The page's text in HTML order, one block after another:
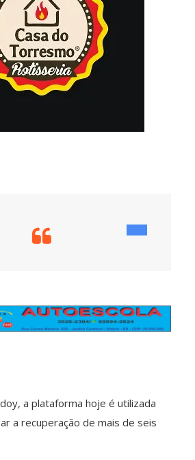
a plataforma hoje é utilizada
a recuperação de mais de seis